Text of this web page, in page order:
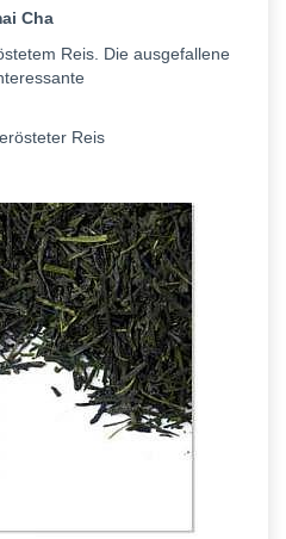
Cha
Reis. Die ausgefallene
Reis